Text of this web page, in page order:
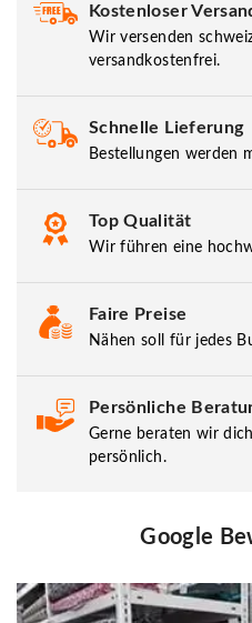
Kostenloser
Wir versenden
versandkostenfrei.
Schnelle Lieferung
Bestellungen werden
Top Qualität
Wir führen eine
Faire Preise
Nähen soll für jedes
Persönliche
Gerne beraten wir
persönlich.
Google